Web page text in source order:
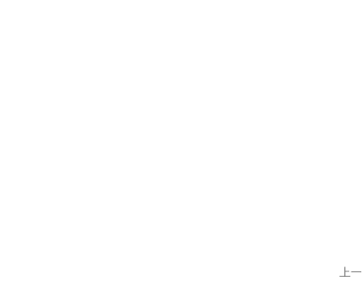
上